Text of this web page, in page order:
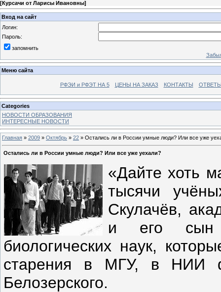
[Курсачи от Ларисы Ивановны]
Вход на сайт
Логин:
Пароль:
запомнить
Меню сайта
РФЭИ и РФЭТ НА 5 ЦЕНЫ НА ЗАКАЗ КОНТАКТЫ
Categories
НОВОСТИ ОБРАЗОВАНИЯ
ИНТЕРЕСНЫЕ НОВОСТИ
Главная » 2009 » Октябрь » 22 » Остались ли в России умные люди? Или все уже
Остались ли в России умные люди? Или все уже уехали?
«Дайте хоть
тысячи
Скулачёв,
и его сын
биологических наук,
старения в МГУ, в НИИ
Белозерского.